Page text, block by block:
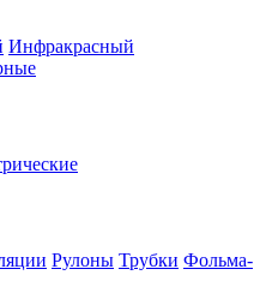
Инфракрасный
Рулоны Трубки Фольма-